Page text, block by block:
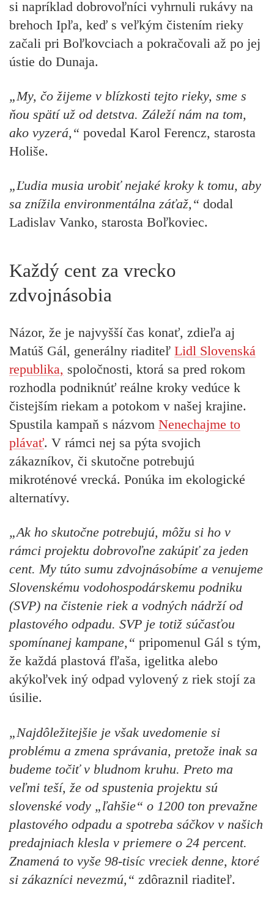
si napríklad dobrovoľníci vyhrnuli rukávy na
brehoch Ipľa, keď s veľkým čistením rieky
začali pri Boľkovciach a pokračovali až po jej
ústie do Dunaja.
„My, čo žijeme v blízkosti tejto rieky, sme s
ňou spätí už od detstva. Záleží nám na tom,
ako vyzerá,“ povedal Karol Ferencz, starosta
Holiše.
„Ľudia musia urobiť nejaké kroky k tomu, aby
sa znížila environmentálna záťaž,“ dodal
Ladislav Vanko, starosta Boľkoviec.
Každý cent za vrecko
zdvojnásobia
Názor, že je najvyšší čas konať, zdieľa aj
Matúš Gál, generálny riaditeľ Lidl Slovenská
republika, spoločnosti, ktorá sa pred rokom
rozhodla podniknúť reálne kroky vedúce k
čistejším riekam a potokom v našej krajine.
Spustila kampaň s názvom Nenechajme to
plávať. V rámci nej sa pýta svojich
zákazníkov, či skutočne potrebujú
mikroténové vrecká. Ponúka im ekologické
alternatívy.
„Ak ho skutočne potrebujú, môžu si ho v
rámci projektu dobrovoľne zakúpiť za jeden
cent. My túto sumu zdvojnásobíme a venujeme
Slovenskému vodohospodárskemu podniku
(SVP) na čistenie riek a vodných nádrží od
plastového odpadu. SVP je totiž súčasťou
spomínanej kampane,“ pripomenul Gál s tým,
že každá plastová fľaša, igelitka alebo
akýkoľvek iný odpad vylovený z riek stojí za
úsilie.
„Najdôležitejšie je však uvedomenie si
problému a zmena správania, pretože inak sa
budeme točiť v bludnom kruhu. Preto ma
veľmi teší, že od spustenia projektu sú
slovenské vody „ľahšie“ o 1200 ton prevažne
plastového odpadu a spotreba sáčkov v našich
predajniach klesla v priemere o 24 percent.
Znamená to vyše 98-tisíc vreciek denne, ktoré
si zákazníci nevezmú,“ zdôraznil riaditeľ.